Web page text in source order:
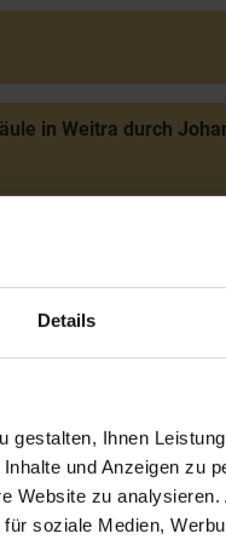
Details
Ihnen
und Anzeigen zu
Website zu
soziale Medien,
in Weitra durch
Graf von Kuefstein
unter der